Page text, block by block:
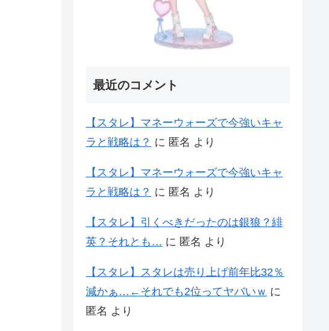
最近のコメント
【スタレ】マネーウォーズで今強いキャ
ラと戦略は？ に 匿名 より
【スタレ】マネーウォーズで今強いキャ
ラと戦略は？ に 匿名 より
【スタレ】引くべきだったのは銀狼？緋
英？それとも… に 匿名 より
【スタレ】スタレは売り上げ前年比32％
減かぁ…←それでも2位ってヤバいｗ に
匿名 より